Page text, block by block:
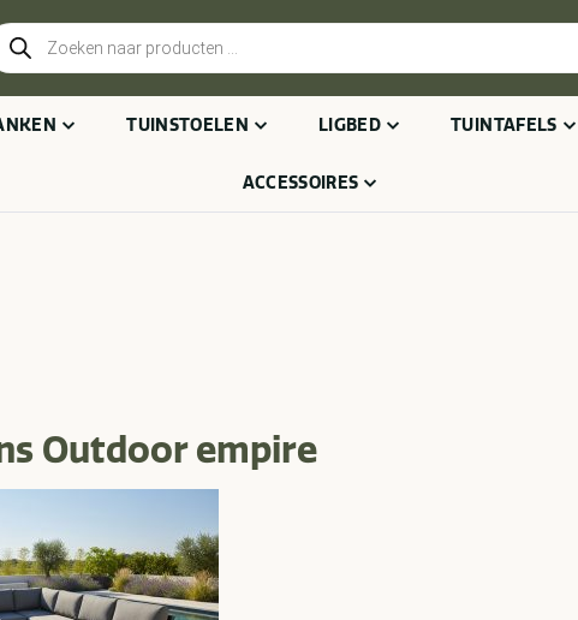
TUINSTOELEN LIGBED TUINTAFELS
ACCESSOIRES
Outdoor empire